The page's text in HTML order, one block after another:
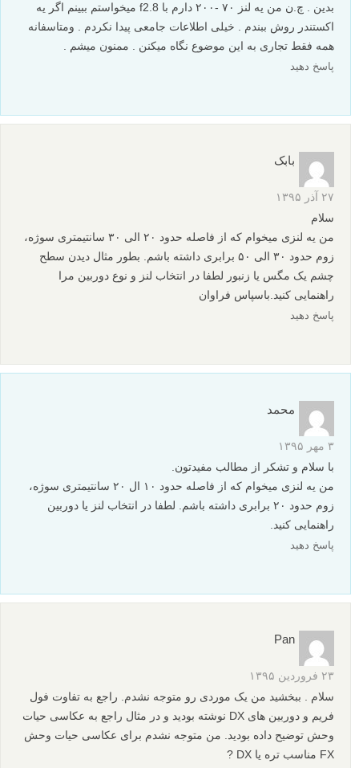
بدین . چ.ن من یه لنز ۷۰ -۲۰۰ دارم با f2.8 میخواستم ببینم اگر یه
اکستندر روش ببندم . خیلی اطلاعات جامعی پیدا نکردم . ومتاسفانه
همه فقط تجاری به این موضوع نگاه میکنن . ممنون میشم .
پاسخ دهید
بابک
۲۷ آذر ۱۳۹۵
سلام
من یه لنزی میخوام که از فاصله حدود ۲۰ الی ۳۰ سانتیمتری سوژه،
زوم حدود ۳۰ الی ۵۰ برابری داشته باشم. بطور مثال دیدن سطح
چشم یک مگس یا زنبور لطفا در انتخاب لنز و نوع دوربین مرا
راهنمایی کنید.باسپاس فراوان
پاسخ دهید
محمد
۳ مهر ۱۳۹۵
با سلام و تشکر از مطالب مفیدتون.
من یه لنزی میخوام که از فاصله حدود ۱۰ ال ۲۰ سانتیمتری سوژه،
زوم حدود ۲۰ برابری داشته باشم. لطفا در انتخاب لنز یا دوربین
راهنمایی کنید.
پاسخ دهید
Pan
۲۳ فروردین ۱۳۹۵
سلام . ببخشید من یک موردی رو متوجه نشدم. راجع به تفاوت فول
فریم و دوربین های DX نوشته بودید و در مثال راجع به عکاسی حیات
وحش توضیح داده بودید. من متوجه نشدم برای عکاسی حیات وحش
FX مناسب تره یا DX ?